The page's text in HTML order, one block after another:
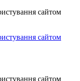
сайтом
сайтом
сайтом